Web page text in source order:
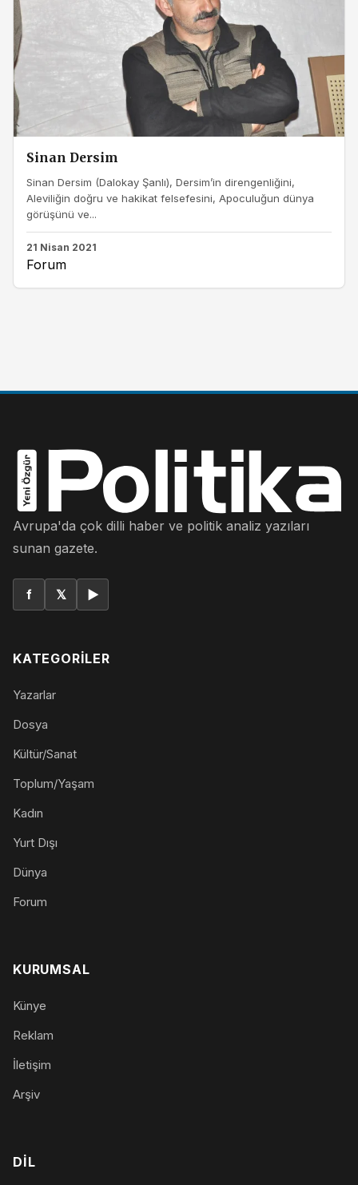
Sinan Dersim
Sinan Dersim (Dalokay Şanlı), Dersim’in direngenliğini,
Aleviliğin doğru ve hakikat felsefesini, Apoculuğun dünya
görüşünü ve...
21 Nisan 2021
Forum
Avrupa'da çok dilli haber ve politik analiz yazıları
sunan gazete.
f 𝕏 ▶
KATEGORILER
Yazarlar
Dosya
Kültür/Sanat
Toplum/Yaşam
Kadın
Yurt Dışı
Dünya
Forum
KURUMSAL
Künye
Reklam
İletişim
Arşiv
DIL